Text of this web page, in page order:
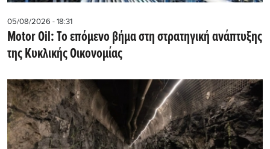
05/08/2026 - 18:31
Motor Oil: Το επόμενο βήμα στη στρατηγική ανάπτυξης
της Κυκλικής Οικονομίας